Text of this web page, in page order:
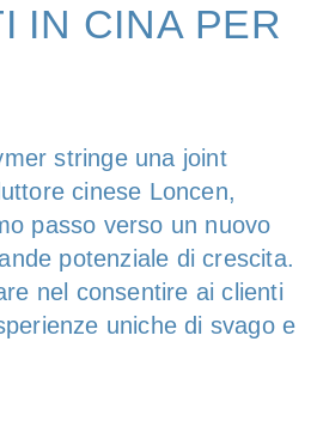
IN CINA PER
stringe una joint
cinese Loncen,
passo verso un nuovo
potenziale di crescita.
nel consentire ai clienti
uniche di svago e